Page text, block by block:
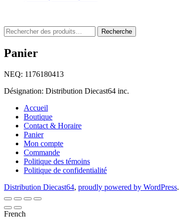
Rechercher
:
Recherche
Panier
NEQ: 1176180413
Désignation: Distribution Diecast64 inc.
Accueil
Boutique
Contact & Horaire
Panier
Mon compte
Commande
Politique des témoins
Politique de confidentialité
Distribution Diecast64, proudly powered by WordPress.
French